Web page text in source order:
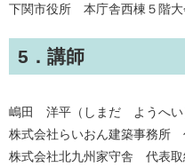
下関市役所 本庁舎西棟５階大
5．講師
嶋田 洋平（しまだ ようへい
株式会社らいおん建築事務所
株式会社北九州家守舎 代表取